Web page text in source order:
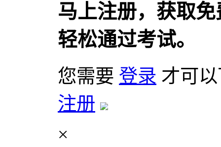
马上注册，获取
轻松通过考试。
您需要 登录 才可
注册
×